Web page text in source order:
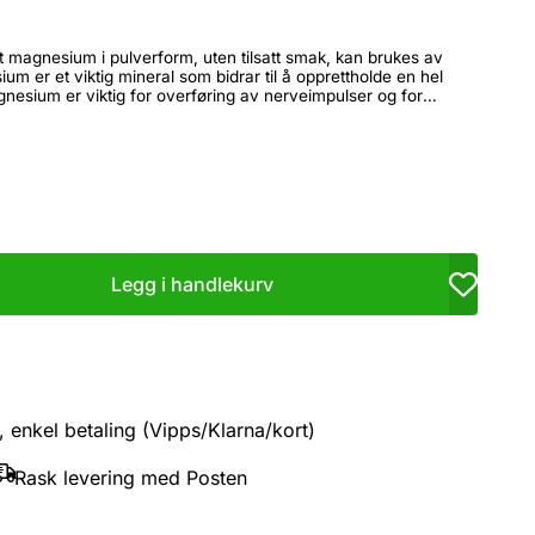
magnesium i pulverform, uten tilsatt smak, kan brukes av
er viktig for overføring av nerveimpulser og for
inkludert hjertemuskulaturen. Magnesium bidrar til normal
og er også viktig for elektrolyttbalansen. Magnesium
bidrar dessuten til normale psykologiske funksjoner.
1 strøken
Legg i handlekurv
enkel betaling (Vipps/Klarna/kort)
Rask levering med Posten